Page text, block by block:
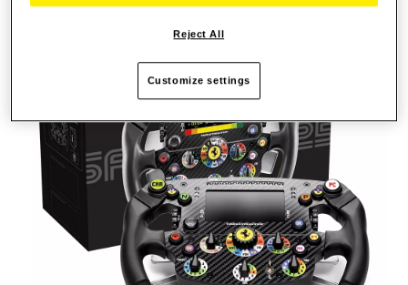
Reject All
Customize settings